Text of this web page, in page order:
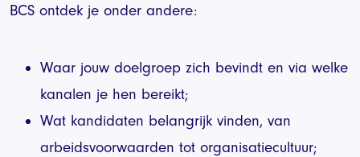
BCS ontdek je onder andere:
Waar jouw doelgroep zich bevindt en via welke
kanalen je hen bereikt;
Wat kandidaten belangrijk vinden, van
arbeidsvoorwaarden tot organisatiecultuur;